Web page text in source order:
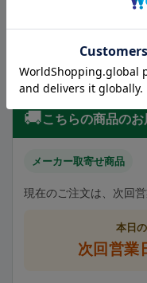
（07）インディゴ→綿 70
8％
🚚こちらの商品の
メーカー取寄せ商品
現在のご注文は、次回
本日
次回営業